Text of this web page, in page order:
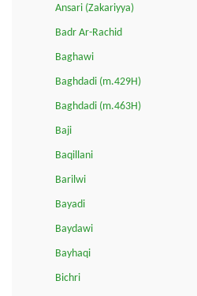
Ansari (Zakariyya)
Badr Ar-Rachid
Baghawi
Baghdadi (m.429H)
Baghdadi (m.463H)
Baji
Baqillani
Barilwi
Bayadi
Baydawi
Bayhaqi
Bichri